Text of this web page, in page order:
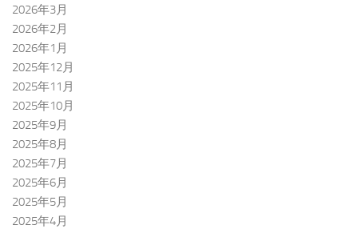
2026年3月
2026年2月
2026年1月
2025年12月
2025年11月
2025年10月
2025年9月
2025年8月
2025年7月
2025年6月
2025年5月
2025年4月